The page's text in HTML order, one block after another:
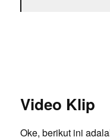
Video Klip
Oke, berikut ini